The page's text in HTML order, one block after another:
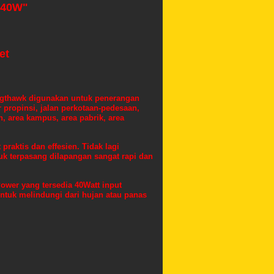
digunakan untuk penerangan
jalan perkotaan-pedesaan,
area kampus, area pabrik, area
praktis dan effesien. Tidak lagi
terpasang dilapangan sangat rapi dan
yang tersedia 40Watt input
melindungi dari hujan atau panas